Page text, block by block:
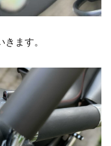
ます。